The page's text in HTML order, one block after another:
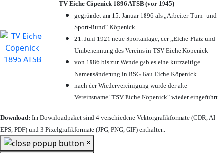
TV Eiche Cöpenick 1896 ATSB (vor 1945)
gegründet am 15. Januar 1896 als „Arbeiter-Turn- und
Sport-Bund“ Köpenick
21. Juni 1921 neue Sportanlage, der „Eiche-Platz und
Umbenennung des Vereins in TSV Eiche Köpenick
von 1986 bis zur Wende gab es eine kurzzeitige
Namensänderung in BSG Bau Eiche Köpenick
nach der Wiedervereinigung wurde der alte
Vereinsname "TSV Eiche Köpenick" wieder eingeführt
Download: Im Downloadpaket sind 4 verschiedene Vektorgrafikformate (CDR, AI
EPS, PDF) und 3 Pixelgrafikformate (JPG, PNG, GIF) enthalten.
×